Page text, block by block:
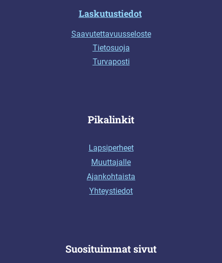
Laskutustiedot
Saavutettavuusseloste
Tietosuoja
Turvaposti
Pikalinkit
Lapsiperheet
Muuttajalle
Ajankohtaista
Yhteystiedot
Suosituimmat sivut